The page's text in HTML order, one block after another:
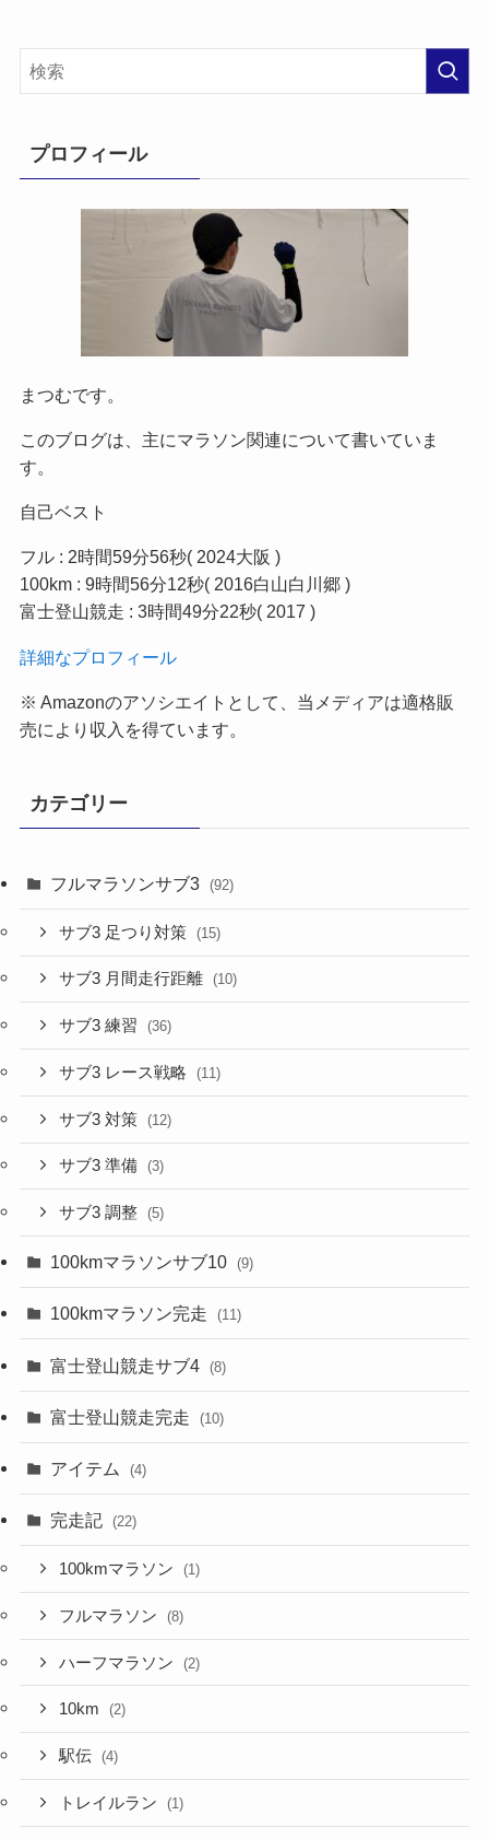
プロフィール
まつむです。
このブログは、主にマラソン関連について書いていま
す。
自己ベスト
フル : 2時間59分56秒( 2024大阪 )
100km : 9時間56分12秒( 2016白山白川郷 )
富士登山競走 : 3時間49分22秒( 2017 )
詳細なプロフィール
※ Amazonのアソシエイトとして、当メディアは適格販
売により収入を得ています。
カテゴリー
フルマラソンサブ3 (92)
サブ3 足つり対策 (15)
サブ3 月間走行距離 (10)
サブ3 練習 (36)
サブ3 レース戦略 (11)
サブ3 対策 (12)
サブ3 準備 (3)
サブ3 調整 (5)
100kmマラソンサブ10 (9)
100kmマラソン完走 (11)
富士登山競走サブ4 (8)
富士登山競走完走 (10)
アイテム (4)
完走記 (22)
100kmマラソン (1)
フルマラソン (8)
ハーフマラソン (2)
10km (2)
駅伝 (4)
トレイルラン (1)